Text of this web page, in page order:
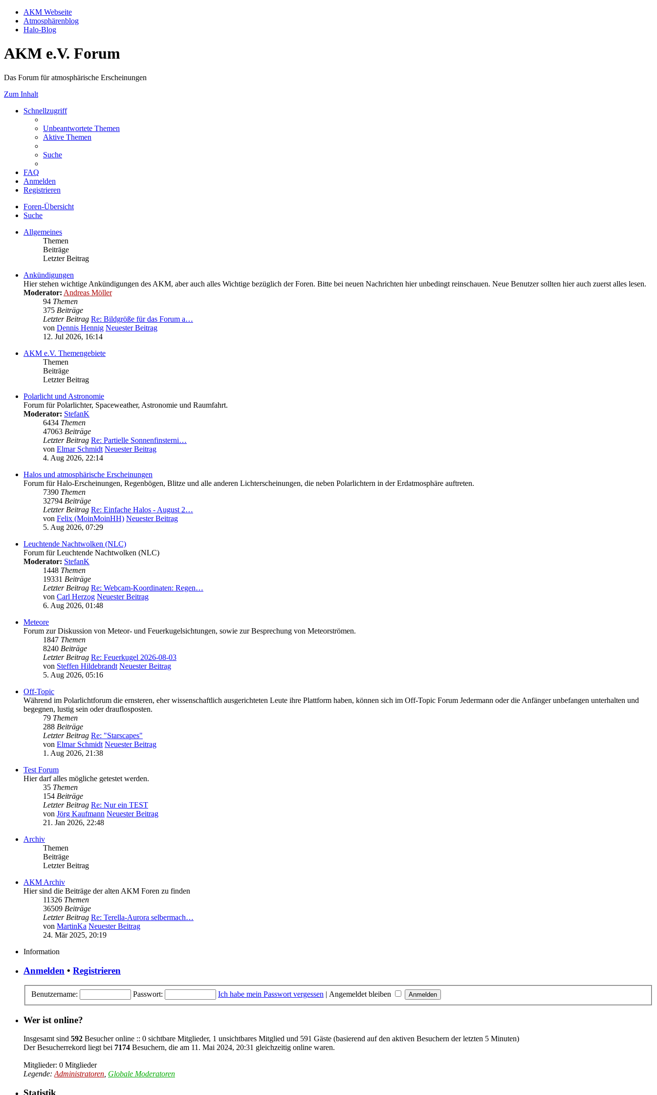
AKM Webseite
Atmosphärenblog
Halo-Blog
AKM e.V. Forum
Das Forum für atmosphärische Erscheinungen
Zum Inhalt
Schnellzugriff
Unbeantwortete Themen
Aktive Themen
Suche
FAQ
Anmelden
Registrieren
Foren-Übersicht
Suche
Allgemeines
Themen
Beiträge
Letzter Beitrag
Ankündigungen
Hier stehen wichtige Ankündigungen des AKM, aber auch alles Wichtige bezüglich der Foren. Bitte bei neuen Nachrichten hier unbedingt reinschauen. Neue Benutzer sollten hier auch zuerst alles lesen.
Moderator: Andreas Möller
94 Themen
375 Beiträge
Letzter Beitrag Re: Bildgröße für das Forum a…
von Dennis Hennig Neuester Beitrag
12. Jul 2026, 16:14
AKM e.V. Themengebiete
Themen
Beiträge
Letzter Beitrag
Polarlicht und Astronomie
Forum für Polarlichter, Spaceweather, Astronomie und Raumfahrt.
Moderator: StefanK
6434 Themen
47063 Beiträge
Letzter Beitrag Re: Partielle Sonnenfinsterni…
von Elmar Schmidt Neuester Beitrag
4. Aug 2026, 22:14
Halos und atmosphärische Erscheinungen
Forum für Halo-Erscheinungen, Regenbögen, Blitze und alle anderen Lichterscheinungen, die neben Polarlichtern in der Erdatmosphäre auftreten.
7390 Themen
32794 Beiträge
Letzter Beitrag Re: Einfache Halos - August 2…
von Felix (MoinMoinHH) Neuester Beitrag
5. Aug 2026, 07:29
Leuchtende Nachtwolken (NLC)
Forum für Leuchtende Nachtwolken (NLC)
Moderator: StefanK
1448 Themen
19331 Beiträge
Letzter Beitrag Re: Webcam-Koordinaten: Regen…
von Carl Herzog Neuester Beitrag
6. Aug 2026, 01:48
Meteore
Forum zur Diskussion von Meteor- und Feuerkugelsichtungen, sowie zur Besprechung von Meteorströmen.
1847 Themen
8240 Beiträge
Letzter Beitrag Re: Feuerkugel 2026-08-03
von Steffen Hildebrandt Neuester Beitrag
5. Aug 2026, 05:16
Off-Topic
Während im Polarlichtforum die ernsteren, eher wissenschaftlich ausgerichteten Leute ihre Plattform haben, können sich im Off-Topic Forum Jedermann oder die Anfänger unbefangen unterhalten und
begegnen, lustig sein oder drauflosposten.
79 Themen
288 Beiträge
Letzter Beitrag Re: "Starscapes"
von Elmar Schmidt Neuester Beitrag
1. Aug 2026, 21:38
Test Forum
Hier darf alles mögliche getestet werden.
35 Themen
154 Beiträge
Letzter Beitrag Re: Nur ein TEST
von Jörg Kaufmann Neuester Beitrag
21. Jan 2026, 22:48
Archiv
Themen
Beiträge
Letzter Beitrag
AKM Archiv
Hier sind die Beiträge der alten AKM Foren zu finden
11326 Themen
36509 Beiträge
Letzter Beitrag Re: Terella-Aurora selbermach…
von MartinKa Neuester Beitrag
24. Mär 2025, 20:19
Information
Anmelden • Registrieren
Benutzername: Passwort: Ich habe mein Passwort vergessen | Angemeldet bleiben
Wer ist online?
Insgesamt sind 592 Besucher online :: 0 sichtbare Mitglieder, 1 unsichtbares Mitglied und 591 Gäste (basierend auf den aktiven Besuchern der letzten 5 Minuten)
Der Besucherrekord liegt bei 7174 Besuchern, die am 11. Mai 2024, 20:31 gleichzeitig online waren.
Mitglieder: 0 Mitglieder
Legende: Administratoren Globale Moderatoren
Statistik